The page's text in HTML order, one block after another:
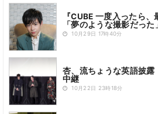
『CUBE 一度入ったら
「夢のような撮影だった
10月29日 17時40分
杏、流ちょうな英語披
中継
10月22日 23時18分